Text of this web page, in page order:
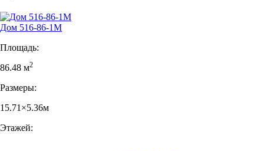
Дом 516-86-1М
Площадь:
86.48 м2
Размеры:
15.71×5.36м
Этажей: